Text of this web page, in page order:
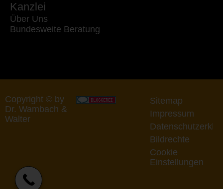
Kanzlei
Über Uns
Bundesweite Beratung
Copyright © by
Dr. Wambach &
Walter
Sitemap
Impressum
Bildrechte
Cookie
Einstellungen